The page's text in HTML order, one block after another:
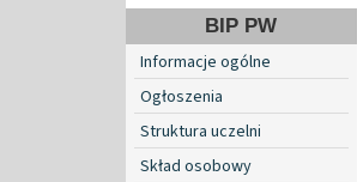
BIP PW
Informacje ogólne
Ogłoszenia
Struktura uczelni
Skład osobowy